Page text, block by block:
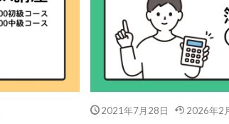
2021年7月28日 2026年2